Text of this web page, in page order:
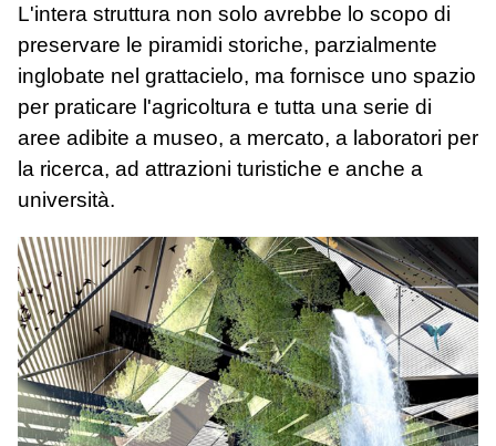
L'intera struttura non solo avrebbe lo scopo di
preservare le piramidi storiche, parzialmente
inglobate nel grattacielo, ma fornisce uno spazio
per praticare l'agricoltura e tutta una serie di
aree adibite a museo, a mercato, a laboratori per
la ricerca, ad attrazioni turistiche e anche a
università.